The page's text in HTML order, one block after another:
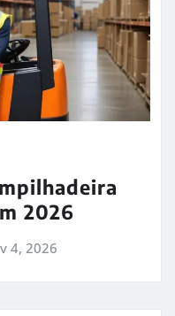
2026
4, 2026